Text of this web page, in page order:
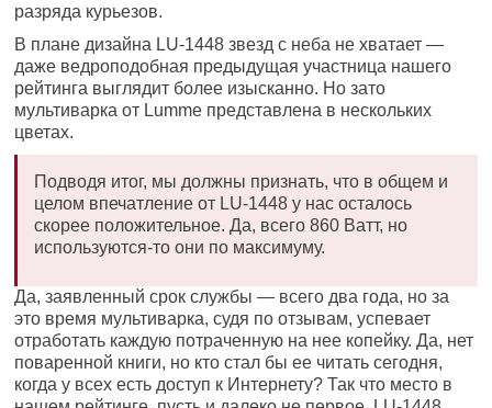
разряда курьезов.
В плане дизайна LU-1448 звезд с неба не хватает —
даже ведроподобная предыдущая участница нашего
рейтинга выглядит более изысканно. Но зато
мультиварка от Lumme представлена в нескольких
цветах.
Подводя итог, мы должны признать, что в общем и
целом впечатление от LU-1448 у нас осталось
скорее положительное. Да, всего 860 Ватт, но
используются-то они по максимуму.
Да, заявленный срок службы — всего два года, но за
это время мультиварка, судя по отзывам, успевает
отработать каждую потраченную на нее копейку. Да, нет
поваренной книги, но кто стал бы ее читать сегодня,
когда у всех есть доступ к Интернету? Так что место в